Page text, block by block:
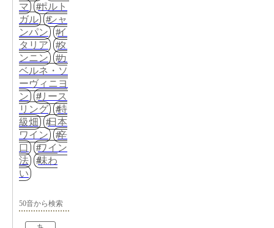
マ
ポルト
ガル
シャ
ンパン
イ
タリア
タ
ンニン
カ
ベルネ・ソ
ーヴィニヨ
ン
リース
リング
特
級畑
日本
ワイン
辛
口
ワイン
法
味わ
い
50音から検索